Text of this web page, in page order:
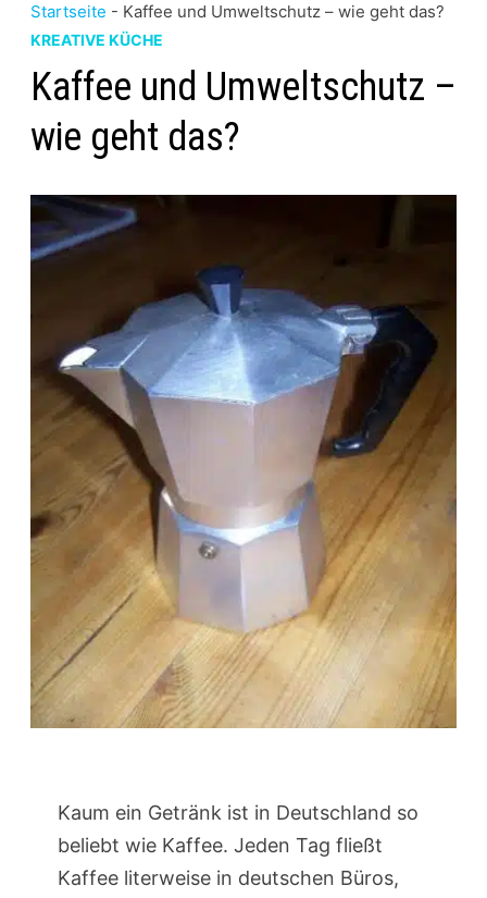
Startseite - Kaffee und Umweltschutz – wie geht das?
KREATIVE KÜCHE
Kaffee und Umweltschutz –
wie geht das?
Kaum ein Getränk ist in Deutschland so
beliebt wie Kaffee. Jeden Tag fließt
Kaffee literweise in deutschen Büros,